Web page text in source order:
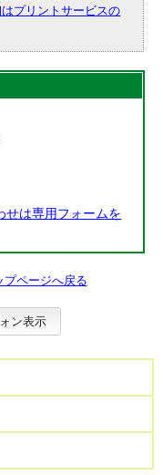
プリントサービスの
せは専用フォームを
プページへ戻る
ン表示